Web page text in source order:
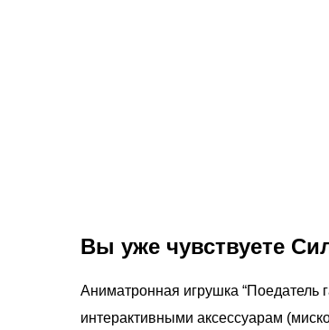
Вы уже чувствуете
Аниматронная игрушка “Поедатель
интерактивными аксессуарам